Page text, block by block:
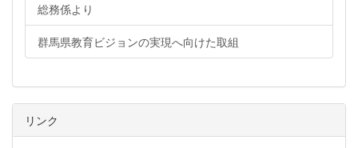
総務係より
群馬県教育ビジョンの実現へ向けた取組
リンク